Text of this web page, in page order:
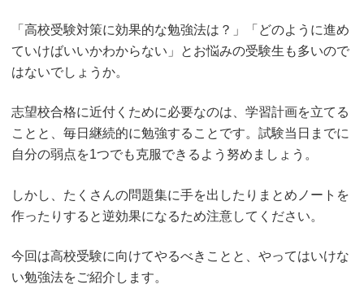
「高校受験対策に効果的な勉強法は？」「どのように進め
ていけばいいかわからない」とお悩みの受験生も多いので
はないでしょうか。
志望校合格に近付くために必要なのは、学習計画を立てる
ことと、毎日継続的に勉強することです。試験当日までに
自分の弱点を1つでも克服できるよう努めましょう。
しかし、たくさんの問題集に手を出したりまとめノートを
作ったりすると逆効果になるため注意してください。
今回は高校受験に向けてやるべきことと、やってはいけな
い勉強法をご紹介します。